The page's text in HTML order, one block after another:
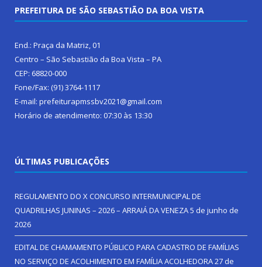
PREFEITURA DE SÃO SEBASTIÃO DA BOA VISTA
End.: Praça da Matriz, 01
Centro – São Sebastião da Boa Vista – PA
CEP: 68820-000
Fone/Fax: (91) 3764-1117
E-mail: prefeiturapmssbv2021@gmail.com
Horário de atendimento: 07:30 às 13:30
ÚLTIMAS PUBLICAÇÕES
REGULAMENTO DO X CONCURSO INTERMUNICIPAL DE
QUADRILHAS JUNINAS – 2026 – ARRAIÁ DA VENEZA5 de junho de
2026
EDITAL DE CHAMAMENTO PÚBLICO PARA CADASTRO DE FAMÍLIAS
NO SERVIÇO DE ACOLHIMENTO EM FAMÍLIA ACOLHEDORA27 de